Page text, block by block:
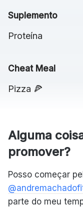
Suplemento
Proteína
Cheat Meal
Pizza 🍕
Alguma
promover?
Posso começar
parte do meu